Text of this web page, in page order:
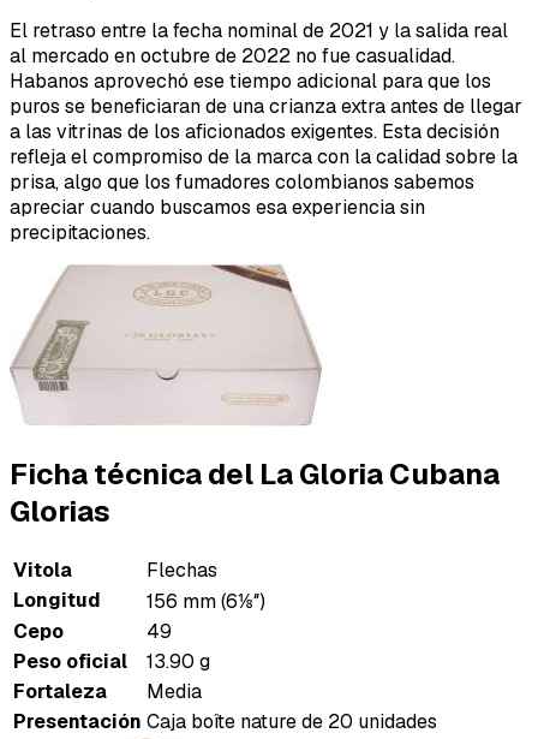
El retraso entre la fecha nominal de 2021 y la salida real
al mercado en octubre de 2022 no fue casualidad.
Habanos aprovechó ese tiempo adicional para que los
puros se beneficiaran de una crianza extra antes de llegar
a las vitrinas de los aficionados exigentes. Esta decisión
refleja el compromiso de la marca con la calidad sobre la
prisa, algo que los fumadores colombianos sabemos
apreciar cuando buscamos esa experiencia sin
precipitaciones.
Ficha técnica del La Gloria Cubana
Glorias
Vitola
Flechas
Longitud
156 mm (6⅛″)
Cepo
49
Peso oficial
13.90 g
Fortaleza
Media
Presentación Caja boîte nature de 20 unidades